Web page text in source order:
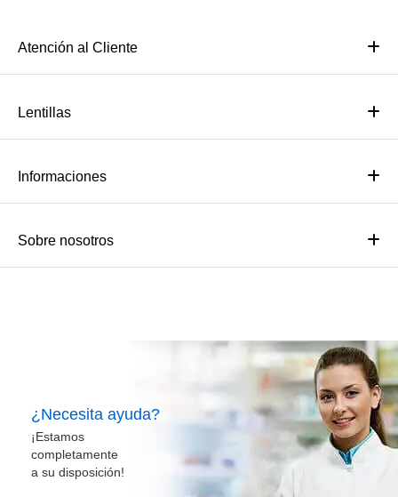
Atención al Cliente
Lentillas
Informaciones
Sobre nosotros
¿Necesita ayuda?
¡Estamos
completamente
a su disposición!